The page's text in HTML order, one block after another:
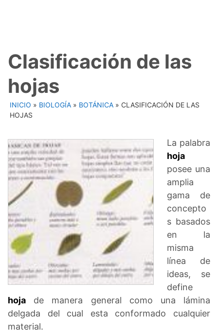
Clasificación de las
hojas
INICIO » BIOLOGÍA » BOTÁNICA » CLASIFICACIÓN DE LAS
HOJAS
La palabra
hoja
posee una
amplia
gama de
concepto
s basados
en la
misma
línea de
ideas, se
define
hoja de manera general como una lámina
delgada del cual esta conformado cualquier
material.